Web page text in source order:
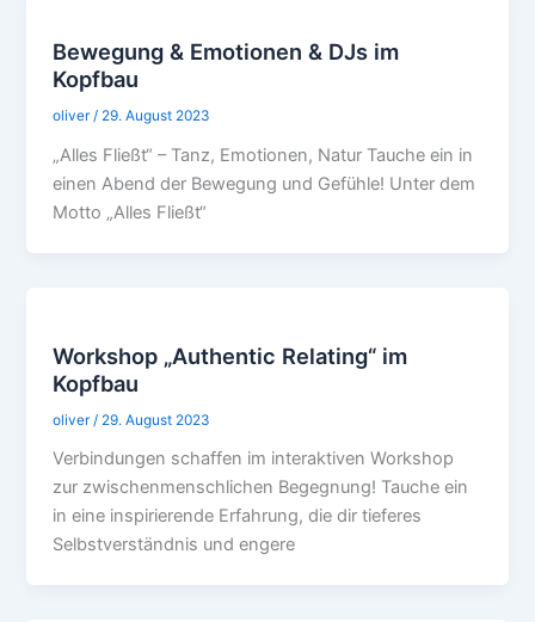
Bewegung & Emotionen & DJs im
Kopfbau
oliver/ 29. August 2023
„Alles Fließt“ – Tanz, Emotionen, Natur Tauche ein in
einen Abend der Bewegung und Gefühle! Unter dem
Motto „Alles Fließt“
Workshop „Authentic Relating“ im
Kopfbau
oliver / 29. August 2023
Verbindungen schaffen im interaktiven Workshop
zur zwischenmenschlichen Begegnung! Tauche ein
in eine inspirierende Erfahrung, die dir tieferes
Selbstverständnis und engere